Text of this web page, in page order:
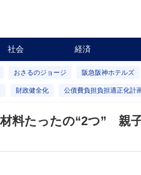
社会 経済
おさるのジョージ 阪急阪神ホテルズ
財政健全化 公債費負担負担適正化計
料たったの“2つ” 親